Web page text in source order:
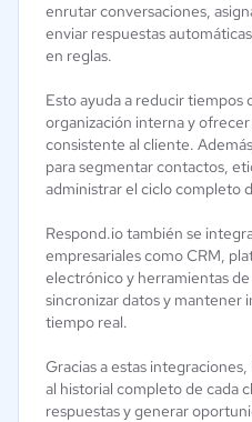
enrutar conversaciones,
enviar respuestas
en reglas.
Esto ayuda a reducir tiempos
organización interna y
consistente al cliente.
para segmentar contactos,
administrar el ciclo completo
Respond.io también se
empresariales como CRM,
electrónico y herramientas
sincronizar datos y mantener
tiempo real.
Gracias a estas
al historial completo de cada
respuestas y generar